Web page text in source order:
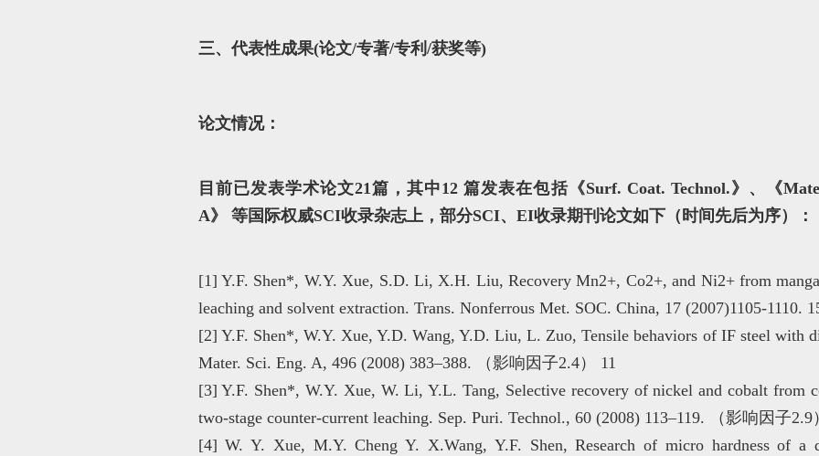
三、代表性成果(论文/专著/专利/获奖等)
论文情况：
目前已发表学术论文21篇，其中12 篇发表在包括《Surf. Coat. Technol.》、《
A》 等国际权威SCI收录杂志上，部分SCI、EI收录期刊论文如下（时间先后为序）：
[1] Y.F. Shen*, W.Y. Xue, S.D. Li, X.H. Liu, Recovery Mn2+, Co2+, and Ni2+ from
leaching and solvent extraction. Trans. Nonferrous Met. SOC. China, 17 (2007)1105-1110.
[2] Y.F. Shen*, W.Y. Xue, Y.D. Wang, Y.D. Liu, L. Zuo, Tensile behaviors of IF steel with
Mater. Sci. Eng. A, 496 (2008) 383–388. （影响因子2.4） 11
[3] Y.F. Shen*, W.Y. Xue, W. Li, Y.L. Tang, Selective recovery of nickel and cobalt from
two-stage counter-current leaching. Sep. Puri. Technol., 60 (2008) 113–119. （影响因子2.9
[4] W. Y. Xue, M.Y. Cheng Y. X.Wang, Y.F. Shen, Research of micro hardness of a